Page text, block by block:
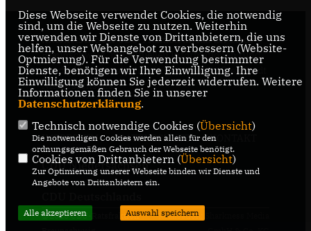
Internetseite der CDU-Fraktion im Rat der Stadt
Braunschweig, mit aktuellen Informationen rund
um die Kommunalpolitik in der zweitgrößten Stadt
Niedersachsens.
IMPRESSUM DATENSCHUTZ KONTAKT
CDU Niedersachsen
@2026 CDU-Ratsfraktion
Realisation: Sharkness Media
Diese Webseite verwendet Cookies, die notwendig
sind, um die Webseite zu nutzen. Weiterhin
verwenden wir Dienste von Drittanbietern, die uns
helfen, unser Webangebot zu verbessern (Website-
Optmierung). Für die Verwendung bestimmter
Dienste, benötigen wir Ihre Einwilligung. Ihre
Einwilligung können Sie jederzeit widerrufen. Weitere
Informationen finden Sie in unserer
Datenschutzerklärung.
Technisch notwendige Cookies (Übersicht)
Die notwendigen Cookies werden allein für den
ordnungsgemäßen Gebrauch der Webseite benötigt.
Cookies von Drittanbietern (Übersicht)
Zur Optimierung unserer Webseite binden wir Dienste und
Angebote von Drittanbietern ein.
Alle akzeptieren Auswahl speichern